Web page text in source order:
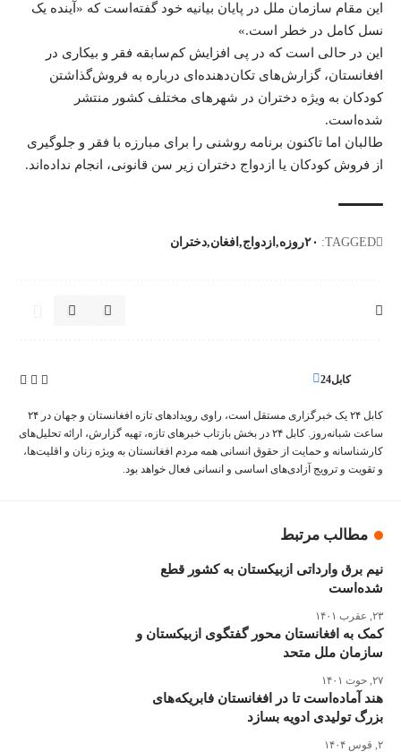
این مقام سازمان ملل در پایان بیانیه خود گفته‌است که «آینده یک
نسل کامل در خطر است.»
این در حالی است که در پی افزایش کم‌سابقه فقر و بیکاری در
افغانستان، گزارش‌های تکان‌دهنده‌ای درباره به فروش‌گذاشتن
کودکان به ویژه دختران در شهرهای مختلف کشور منتشر
شده‌است.
طالبان اما تاکنون برنامه‌ روشنی را برای مبارزه با فقر و جلوگیری
از فروش کودکان یا ازدواج دختران زیر سن قانونی، انجام نداده‌اند.
TAGGED: ۲۰روزه ازدواج افغان دختران
کابل24
کابل ۲۴ یک خبرگزاری مستقل است، راوی رویدادهای تازه افغانستان و جهان در ۲۴
ساعت شبانه‌روز. کابل ۲۴ در بخش‌ بازتاب‌ خبرهای تازه، تهیه‌ گزارش‌، ارائه تحلیل‌های
کارشناسانه و حمایت از حقوق انسانی همه مردم افغانستان به ویژه زنان و اقلیت‌ها،
و تقویت‌ و ترویج آزادی‌های اساسی و انسانی فعال خواهد بود.
مطالب مرتبط
نیم برق وارداتی ازبیکستان به کشور قطع
شده‌است
۲۳, عقرب ۱۴۰۱
کمک به افغانستان محور گفتگوی ازبیکستان و
سازمان ملل متحد
۲۷, حوت ۱۴۰۱
هند آماده‌است تا در افغانستان فابریکه‌های
بزرگ تولیدی ادویه بسازد
۲, قوس ۱۴۰۴